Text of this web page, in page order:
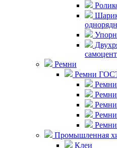
Ремни
Ремни
Промышленная
Клеи